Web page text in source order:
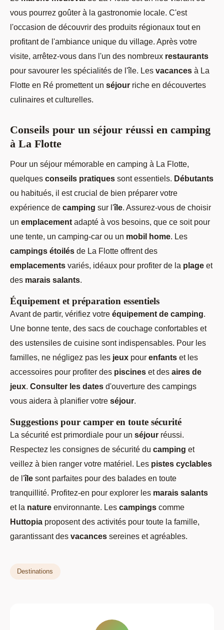
vous pourrez goûter à la gastronomie locale. C'est
l'occasion de découvrir des produits régionaux tout en
profitant de l'ambiance unique du village. Après votre
visite, arrêtez-vous dans l'un des nombreux restaurants
pour savourer les spécialités de l'île. Les vacances à La
Flotte en Ré promettent un séjour riche en découvertes
culinaires et culturelles.
Conseils pour un séjour réussi en camping
à La Flotte
Pour un séjour mémorable en camping à La Flotte,
quelques conseils pratiques sont essentiels. Débutants
ou habitués, il est crucial de bien préparer votre
expérience de camping sur l'île. Assurez-vous de choisir
un emplacement adapté à vos besoins, que ce soit pour
une tente, un camping-car ou un mobil home. Les
campings étoilés de La Flotte offrent des
emplacements variés, idéaux pour profiter de la plage et
des marais salants.
Équipement et préparation essentiels
Avant de partir, vérifiez votre équipement de camping.
Une bonne tente, des sacs de couchage confortables et
des ustensiles de cuisine sont indispensables. Pour les
familles, ne négligez pas les jeux pour enfants et les
accessoires pour profiter des piscines et des aires de
jeux. Consulter les dates d'ouverture des campings
vous aidera à planifier votre séjour.
Suggestions pour camper en toute sécurité
La sécurité est primordiale pour un séjour réussi.
Respectez les consignes de sécurité du camping et
veillez à bien ranger votre matériel. Les pistes cyclables
de l'île sont parfaites pour des balades en toute
tranquillité. Profitez-en pour explorer les marais salants
et la nature environnante. Les campings comme
Huttopia proposent des activités pour toute la famille,
garantissant des vacances sereines et agréables.
Destinations